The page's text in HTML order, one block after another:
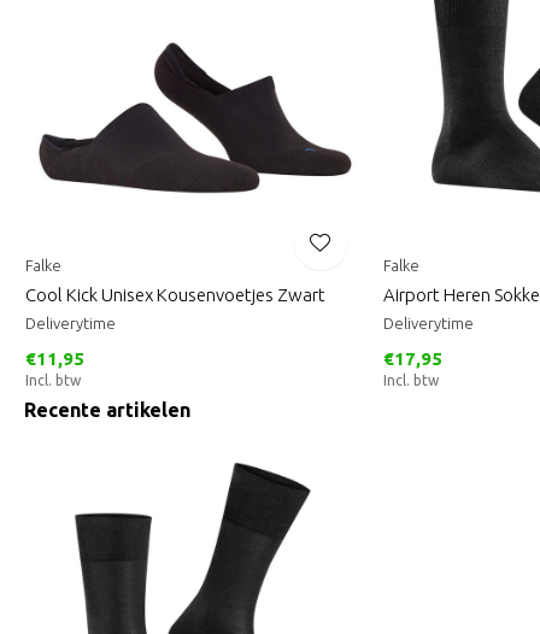
Falke
Cool Kick Unisex Kousenvoetjes Zwart
Deliverytime
€11,95
Incl. btw
Falke
Airport Heren
Deliverytime
€17,95
Incl. btw
Recente artikelen